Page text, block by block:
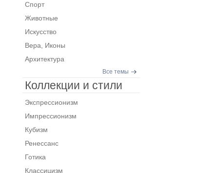
Спорт
Животные
Искусство
Вера, Иконы
Архитектура
Все темы
Коллекции и стили
Экспрессионизм
Импрессионизм
Кубизм
Ренессанс
Готика
Классицизм